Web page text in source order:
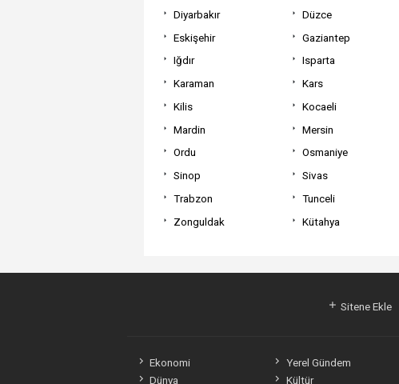
Diyarbakır
Düzce
Eskişehir
Gaziantep
Iğdır
Isparta
Karaman
Kars
Kilis
Kocaeli
Mardin
Mersin
Ordu
Osmaniye
Sinop
Sivas
Trabzon
Tunceli
Zonguldak
Kütahya
Sitene Ekle
Ekonomi
Yerel Gündem
Dünya
Kültür